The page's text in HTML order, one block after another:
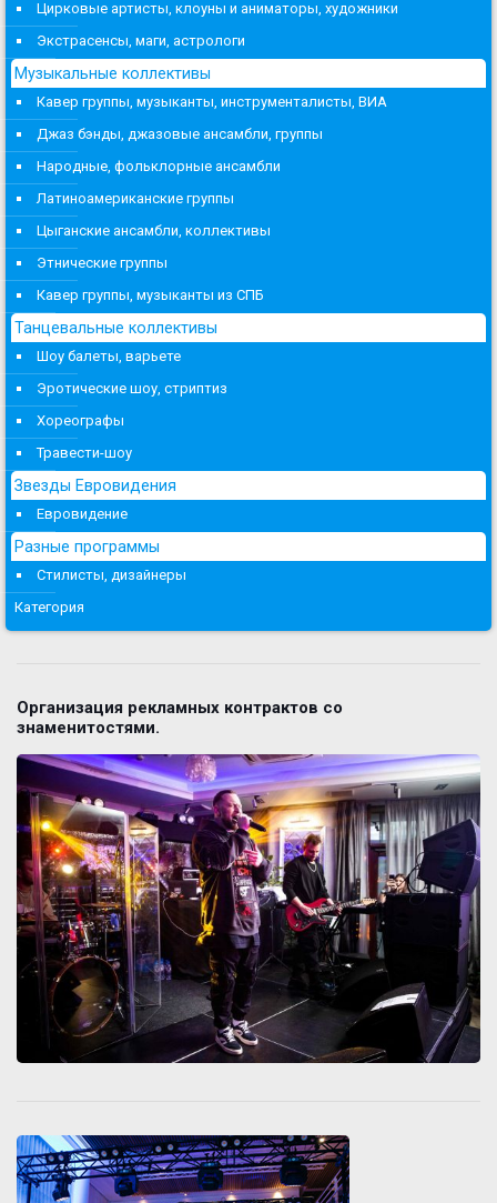
Цирковые артисты, клоуны и аниматоры, художники
Экстрасенсы, маги, астрологи
Музыкальные коллективы
Кавер группы, музыканты, инструменталисты, ВИА
Джаз бэнды, джазовые ансамбли, группы
Народные, фольклорные ансамбли
Латиноамериканские группы
Цыганские ансамбли, коллективы
Этнические группы
Кавер группы, музыканты из СПБ
Танцевальные коллективы
Шоу балеты, варьете
Эротические шоу, стриптиз
Хореографы
Травести-шоу
Звезды Евровидения
Евровидение
Разные программы
Стилисты, дизайнеры
Категория
Организация рекламных контрактов со
знаменитостями.